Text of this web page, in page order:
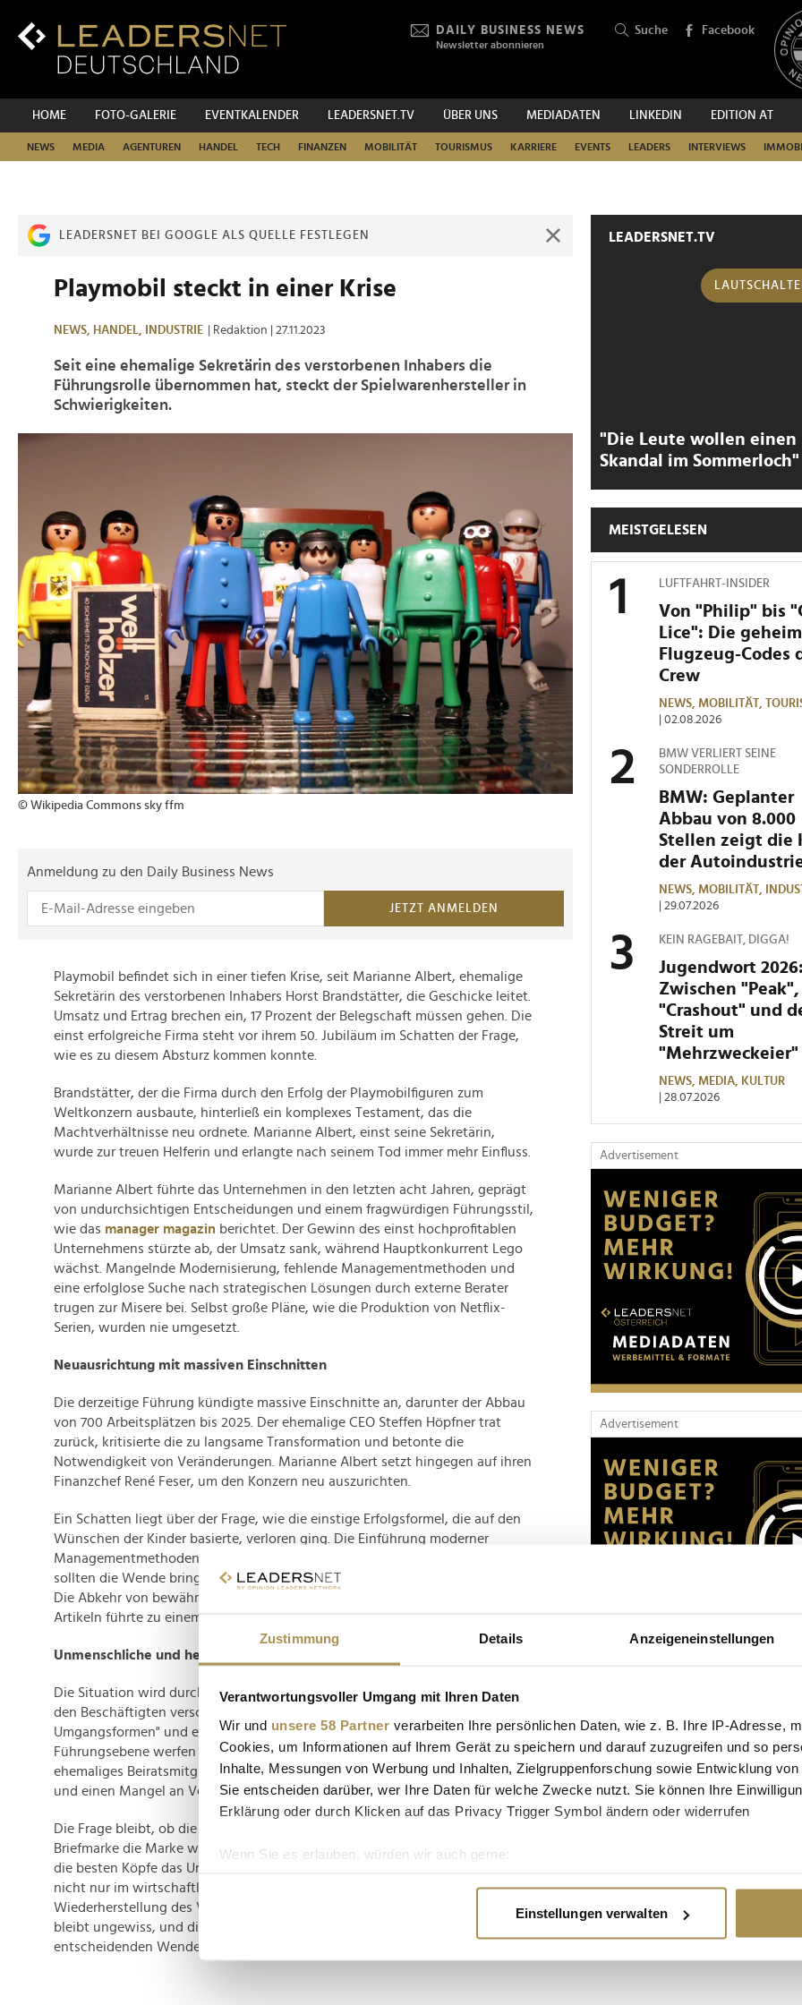
Zustimmung Details Anzeigeneinstellungen
Verantwortungsvoller Umgang mit Ihren Daten
Wir und unsere 58 Partner verarbeiten Ihre persönlichen Daten, wie z. B. Ihre IP-Adresse,
Cookies, um Informationen auf Ihrem Gerät zu speichern und darauf zuzugreifen und so
Inhalte, Messungen von Werbung und Inhalten, Zielgruppenforschung sowie Entwicklung
Sie entscheiden darüber, wer Ihre Daten für welche Zwecke nutzt. Sie können Ihre
Erklärung oder durch Klicken auf das Privacy Trigger Symbol ändern oder widerrufen
Wenn Sie es erlauben, würden wir auch gerne:
Erfahren Sie mehr darüber, wie Ihre persönlichen Daten verarbeitet werden, und legen Sie
Einstellungen verwalten
Inhalt
DAILY BUSINESS NEWS
Newsletter abonnieren
Suche Facebook
HOME FOTO-GALERIE EVENTKALENDER LEADERSNET.TV ÜBER UNS MEDIADATEN LINKEDIN EDITION AT
NEWS MEDIA AGENTUREN HANDEL TECH FINANZEN MOBILITÄT TOURISMUS KARRIERE EVENTS LEADERS INTERVIEWS
SUCHEN
LEADERSNET BEI GOOGLE ALS QUELLE FESTLEGEN
Playmobil steckt in einer Krise
NEWS, HANDEL, INDUSTRIE | Redaktion | 27.11.2023
Seit eine ehemalige Sekretärin des verstorbenen Inhabers die
Führungsrolle übernommen hat, steckt der Spielwarenhersteller in
Schwierigkeiten.
>
© Wikipedia Commons sky ffm
Anmeldung zu den Daily Business News
JETZT ANMELDEN
Playmobil befindet sich in einer tiefen Krise, seit Marianne Albert, ehemalige
Sekretärin des verstorbenen Inhabers Horst Brandstätter, die Geschicke leitet.
Umsatz und Ertrag brechen ein, 17 Prozent der Belegschaft müssen gehen. Die
einst erfolgreiche Firma steht vor ihrem 50. Jubiläum im Schatten der Frage,
wie es zu diesem Absturz kommen konnte.
Brandstätter, der die Firma durch den Erfolg der Playmobilfiguren zum
Weltkonzern ausbaute, hinterließ ein komplexes Testament, das die
Machtverhältnisse neu ordnete. Marianne Albert, einst seine Sekretärin,
wurde zur treuen Helferin und erlangte nach seinem Tod immer mehr Einfluss.
Marianne Albert führte das Unternehmen in den letzten acht Jahren, geprägt
von undurchsichtigen Entscheidungen und einem fragwürdigen Führungsstil,
wie das manager magazin berichtet. Der Gewinn des einst hochprofitablen
Unternehmens stürzte ab, der Umsatz sank, während Hauptkonkurrent Lego
wächst. Mangelnde Modernisierung, fehlende Managementmethoden und
eine erfolglose Suche nach strategischen Lösungen durch externe Berater
trugen zur Misere bei. Selbst große Pläne, wie die Produktion von Netflix-
Serien, wurden nie umgesetzt.
Neuausrichtung mit massiven Einschnitten
Die derzeitige Führung kündigte massive Einschnitte an, darunter der Abbau
von 700 Arbeitsplätzen bis 2025. Der ehemalige CEO Steffen Höpfner trat
zurück, kritisierte die zu langsame Transformation und betonte die
Notwendigkeit von Veränderungen. Marianne Albert setzt hingegen auf ihren
Finanzchef René Feser, um den Konzern neu auszurichten.
Ein Schatten liegt über der Frage, wie die einstige Erfolgsformel, die auf den
Wünschen der Kinder basierte, verloren ging. Die Einführung moderner
Managementmethoden und die Anwerbung eines Topmanagers von Disney
sollten die Wende bringen, doch bisher blieben diese Bemühungen erfolglos.
Die Abkehr von bewährten Produkten hin zu neuen, weniger erfolgreichen
Artikeln führte zu einem massiven Kapitalverlust.
Unmenschliche und herablassende Führungsform
Die Situation wird durch das Spannungsfeld zwischen Marianne Albert und
den Beschäftigten verschärft. Die Vorwürfe von "unmenschlichen
Umgangsformen" und einer "herablassenden" Haltung seitens der
Führungsebene werfen einen Schatten auf die Unternehmenskultur. Ein
ehemaliges Beiratsmitglied beklagt das Fehlen moderner Managementansätze
und einen Mangel an Vertrauen in externe Fachleute.
Die Frage bleibt, ob die kommende Jubiläumsfeier mit einer Playmobil-
Briefmarke die Marke wieder ins Rampenlicht rücken kann. In einer Zeit, in der
die besten Köpfe das Unternehmen verlassen, stehen die Herausforderungen
nicht nur im wirtschaftlichen Bereich, sondern auch in Bezug auf die
Wiederherstellung des Vertrauens und der Innovationskraft. Der Ausgang
bleibt ungewiss, und die Zukunft von Playmobil steht vor einer
entscheidenden Wende.
LEADERSNET.TV
"Die Leute wollen einen
Skandal im Sommerloch"
MEISTGELESEN
LUFTFAHRT-INSIDER
Von "Philip" bis
Lice": Die
Flugzeug-Codes
Crew
NEWS, MOBILITÄT,
| 02.08.2026
BMW VERLIERT SEINE
SONDERROLLE
BMW: Geplanter
Abbau von 8.000
Stellen zeigt die
der
NEWS, MOBILITÄT,
| 29.07.2026
KEIN RAGEBAIT, DIGGA!
Jugendwort 2026:
Zwischen "Peak",
"Crashout" und
Streit um
"Mehrzweckeier"
NEWS, MEDIA,
KULTUR
| 28.07.2026
Advertisement
Advertisement